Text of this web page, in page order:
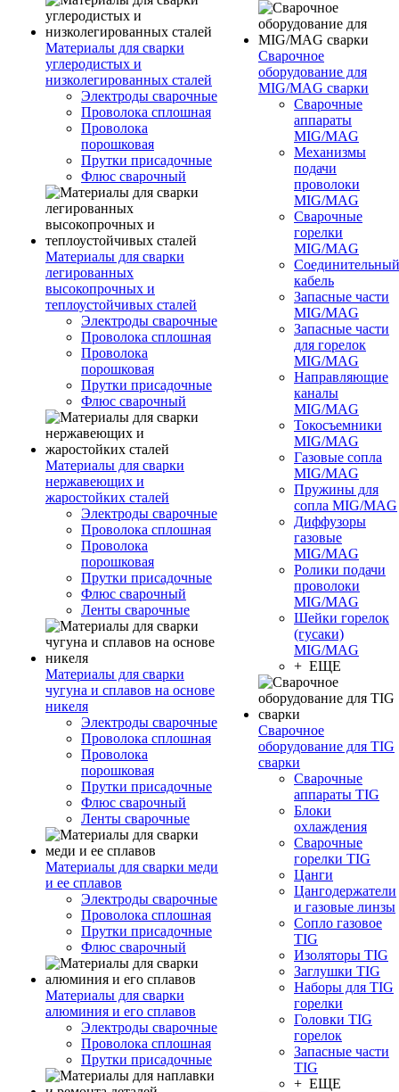
Материалы для сварки
углеродистых и
низколегированных сталей
Электроды сварочные
Проволока сплошная
Проволока
порошковая
Прутки присадочные
Флюс сварочный
Материалы для сварки
легированных
высокопрочных и
теплоустойчивых сталей
Электроды сварочные
Проволока сплошная
Проволока
порошковая
Прутки присадочные
Флюс сварочный
Материалы для сварки
нержавеющих и
жаростойких сталей
Электроды сварочные
Проволока сплошная
Проволока
порошковая
Прутки присадочные
Флюс сварочный
Ленты сварочные
Материалы для сварки
чугуна и сплавов на основе
никеля
Электроды сварочные
Проволока сплошная
Проволока
порошковая
Прутки присадочные
Флюс сварочный
Ленты сварочные
Материалы для сварки меди
и ее сплавов
Электроды сварочные
Проволока сплошная
Прутки присадочные
Флюс сварочный
Материалы для сварки
алюминия и его сплавов
Электроды сварочные
Проволока сплошная
Прутки присадочные
Сварочное
оборудование для
MIG/MAG сварки
Сварочные
аппараты
MIG/MAG
Механизмы
подачи
проволоки
MIG/MAG
Сварочные
горелки
MIG/MAG
Соединительный
кабель
Запасные части
MIG/MAG
Запасные части
для горелок
MIG/MAG
Направляющие
каналы
MIG/MAG
Токосъемники
MIG/MAG
Газовые сопла
MIG/MAG
Пружины для
сопла MIG/MAG
Диффузоры
газовые
MIG/MAG
Ролики подачи
проволоки
MIG/MAG
Шейки горелок
(гусаки)
MIG/MAG
+ ЕЩЕ
Сварочное
оборудование для TIG
сварки
Сварочные
аппараты TIG
Блоки
охлаждения
Сварочные
горелки TIG
Цанги
Цангодержатели
и газовые линзы
Сопло газовое
TIG
Изоляторы TIG
Заглушки TIG
Наборы для TIG
горелки
Головки TIG
горелок
Запасные части
TIG
+ ЕЩЕ